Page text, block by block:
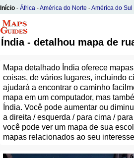
Início - África -América do Norte -América do Sul
Índia - detalhou mapa de
Mapa detalhado Índia oferece
coisas, de vários lugares, incluindo
ajudará a encontrar o caminho
mapa em um computador, mas
Índia. Você pode aumentar ou
a direita / esquerda / para cima /
você pode ver um mapa de sua
mapas relacionados ao seu